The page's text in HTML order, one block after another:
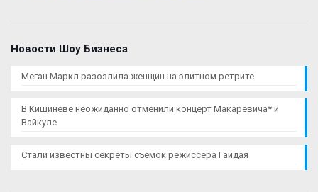
Новости Шоу Бизнеса
Меган Маркл разозлила женщин на элитном ретрите
В Кишиневе неожиданно отменили концерт Макаревича* и
Вайкуле
Стали известны секреты съемок режиссера Гайдая